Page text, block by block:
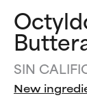
SIN
New